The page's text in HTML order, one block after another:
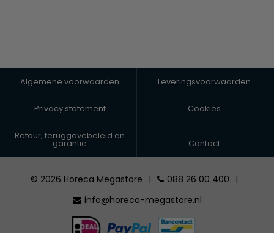
Algemene voorwaarden Leveringsvoorwaarden
Privacy statement Cookies
Retour, teruggavebeleid en
garantie Contact
© 2026 Horeca Megastore | 088 26 00 400
|
info@horeca-megastore.nl